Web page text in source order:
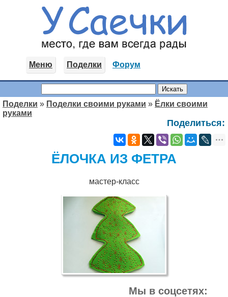
Меню Поделки Форум
Поделки » Поделки своими руками » Ёлки своими
руками
Поделиться:
ЁЛОЧКА ИЗ ФЕТРА
мастер-класс
Мы в соцсетях: